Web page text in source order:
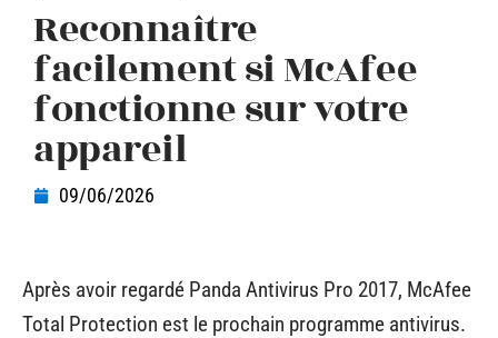
Reconnaître
facilement si McAfee
fonctionne sur votre
appareil
09/06/2026
Après avoir regardé Panda Antivirus Pro 2017, McAfee
Total Protection est le prochain programme antivirus.